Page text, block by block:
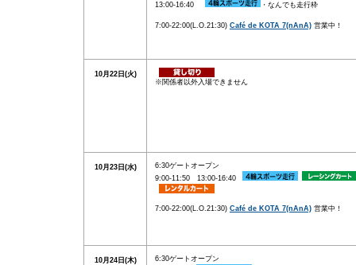
13:00-16:40
・なんでも走行枠
7:00-22:00(L.O.21:30) Café de KOTA 7(nAnA) 営業中！
10月22日(火)
※関係者以外入場できません
10月23日(水)
6:30ゲートオープン
9:00-11:50 13:00-16:40
7:00-22:00(L.O.21:30) Café de KOTA 7(nAnA) 営業中！
10月24日(木)
6:30ゲートオープン